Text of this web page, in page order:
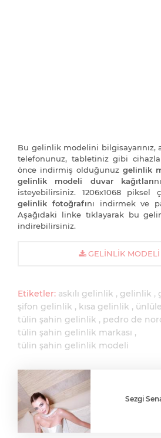
Bu gelinlik modelini bilgisayarınız,
telefonunuz, tabletiniz gibi
önce indirmiş olduğunuz gelinlik
gelinlik modeli duvar kağıtları
isteyebilirsiniz. 1206x1068 piksel
gelinlik fotoğrafını indirmek ve
Aşağıdaki linke tıklayarak bu
indirebilirsiniz.
GELINLIK
Etiketler: askılı gelinlik gelinlik
şifon gelinlik
kısa gelinlik
tülin şahin gelinlik
pedro de
tülin şahin gelinlik markası
tülin şahin gelinlik modeli
Sezgi